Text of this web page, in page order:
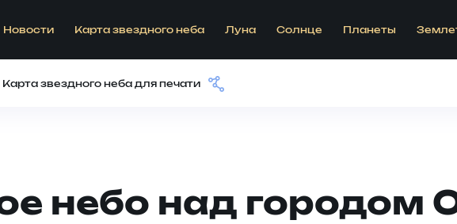
Новости Карта звездного неба Луна Солнце Планеты
Карта звездного неба для печати
небо над городом